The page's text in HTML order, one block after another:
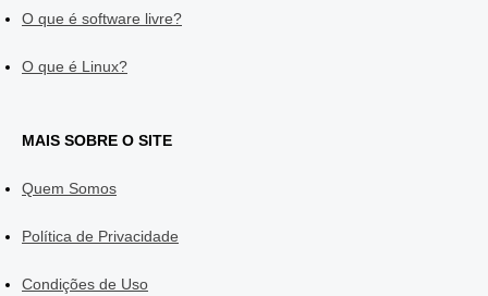
O que é software livre?
O que é Linux?
MAIS SOBRE O SITE
Quem Somos
Política de Privacidade
Condições de Uso